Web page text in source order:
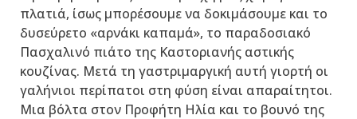
πλατιά, ίσως μπορέσουμε να δοκιμάσουμε και το
δυσεύρετο «αρνάκι καπαμά», το παραδοσιακό
Πασχαλινό πιάτο της Καστοριανής αστικής
κουζίνας. Μετά τη γαστριμαργική αυτή γιορτή οι
γαλήνιοι περίπατοι στη φύση είναι απαραίτητοι.
Μια βόλτα στον Προφήτη Ηλία και το βουνό της